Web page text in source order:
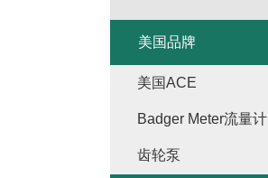
美国品牌
美国ACE
Badger Meter流量计
齿轮泵